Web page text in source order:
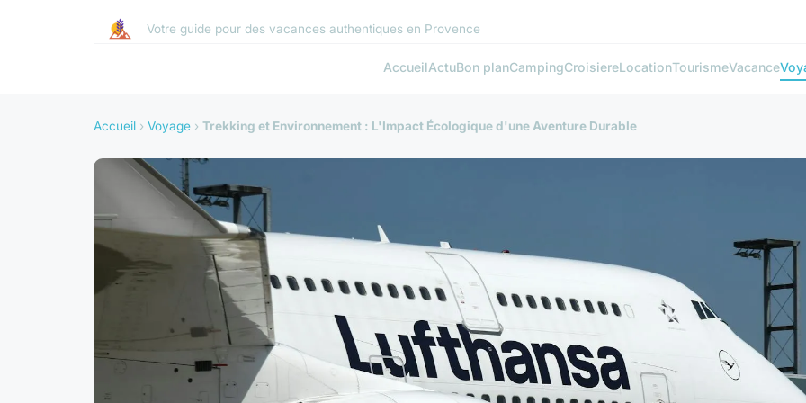
Votre guide pour des vacances authentiques en Provence
AccueilActuBon planCampingCroisiereLocationTourismeVacance
Accueil › Voyage › Trekking et Environnement : L'Impact Écologique d'une Aventure Durable